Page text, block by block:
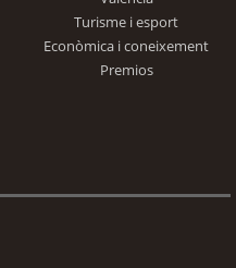
Turisme i esport
Econòmica i coneixement
Premios